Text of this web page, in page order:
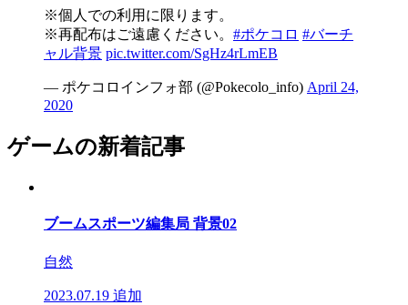
※個人での利用に限ります。
※再配布はご遠慮ください。 #ポケコロ #バーチ
ャル背景 pic.twitter.com/SgHz4rLmEB
— ポケコロインフォ部 (@Pokecolo_info) April 24,
2020
ゲームの新着記事
ブームスポーツ編集局 背景02
自然
2023.07.19 追加